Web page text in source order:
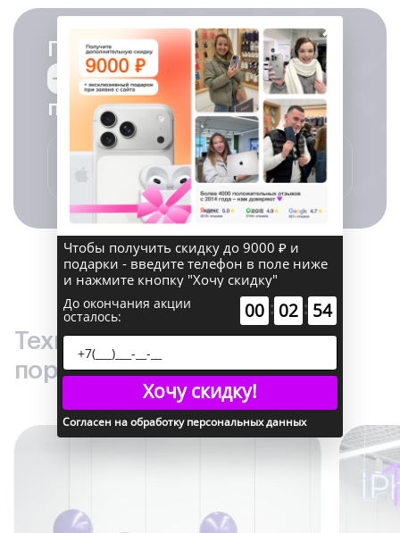
Промокод на скидку
− 1000 ₽ за регистрацию в
программе лояльности
Получить промокод
Техника по лучшим ценам –
порадуйте себя и близких
×
Чтобы получить скидку до 9000 ₽ и
подарки - введите телефон в поле ниже
и нажмите кнопку "Хочу скидку"
До окончания акции
осталось: 00 : 02 : 53
Хочу скидку!
Согласен на обработку персональных данных